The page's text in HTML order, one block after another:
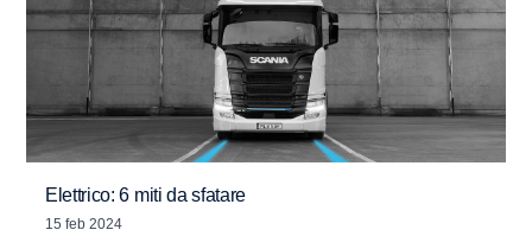
Elettrico: 6 miti da sfatare
15 feb 2024